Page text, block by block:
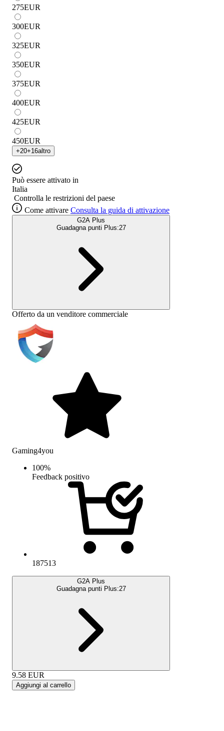
275EUR
300EUR
325EUR
350EUR
375EUR
400EUR
425EUR
450EUR
+20+16altro
Può essere attivato in
Italia
Controlla le restrizioni del paese
Come attivare Consulta la guida di attivazione
G2A Plus
Guadagna punti Plus:27
Offerto da un venditore commerciale
Gaming4you
100%
Feedback positivo
187513
G2A Plus
Guadagna punti Plus:27
9.58 EUR
Aggiungi al carrello